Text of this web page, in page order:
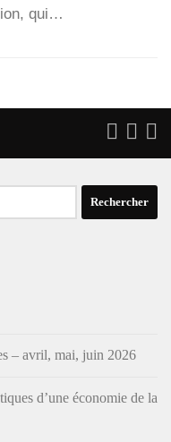
qui…
– avril, mai, juin 2026
d’une économie de la